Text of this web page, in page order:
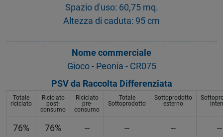
Spazio d'uso: 60,75 mq.
Altezza di caduta: 95 cm
Nome commerciale
Gioco - Peonia - CR075
PSV da Raccolta Differenziata
Totale
riciclato
Riciclato
post-
consumo
Riciclato
pre-
consumo
Totale
Sottoprodotto
Sottoprodotto
esterno
76% 76% -- -- -- --